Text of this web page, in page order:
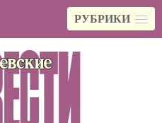
РУБРИКИ